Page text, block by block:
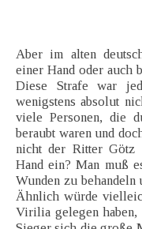
Aber im alten
einer Hand oder auch
Diese Strafe war
wenigstens absolut
viele Personen, die
beraubt waren und
nicht der Ritter Götz
Hand ein? Man muß
Wunden zu
Ähnlich würde
Virilia gelegen haben,